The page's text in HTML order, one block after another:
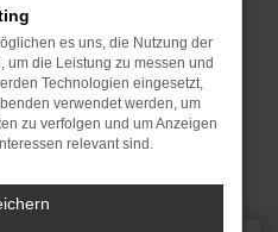
durch Originalteile sowie
dafür, dass Ihr Fahrzeug
daran, wann die nächste
Honda auf dem Programm
es uns, die Nutzung der
um die Leistung zu messen und
Technologien eingesetzt,
verwendet werden, um
zu verfolgen und um Anzeigen
relevant sind.